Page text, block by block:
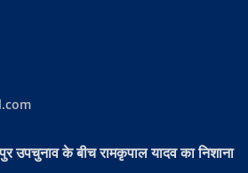
उपचुनाव के बीच रामकृपाल यादव का निशाना